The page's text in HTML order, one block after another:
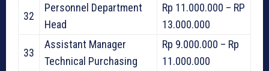
32
Personnel Department
Head
Rp 11.000.000 – RP
13.000.000
33
Assistant Manager
Technical Purchasing
Rp 9.000.000 – Rp
11.000.000